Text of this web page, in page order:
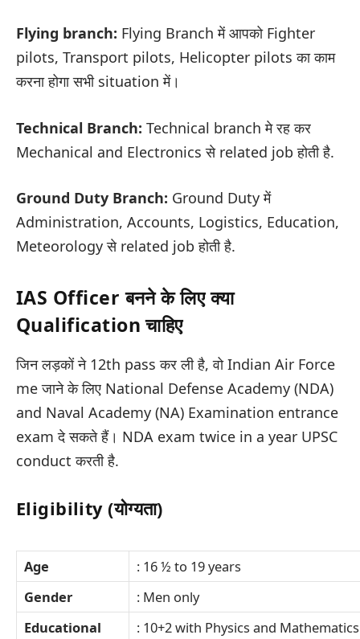
Flying branch: Flying Branch में आपको Fighter
pilots, Transport pilots, Helicopter pilots का काम
करना होगा सभी situation में।
Technical Branch: Technical branch मे रह कर
Mechanical and Electronics से related job होती है.
Ground Duty Branch: Ground Duty में
Administration, Accounts, Logistics, Education,
Meteorology से related job होती है.
IAS Officer बनने के लिए क्या
Qualificationचाहिए
जिन लड़कों ने 12th pass कर ली है, वो Indian Air Force
me जाने के लिए National Defense Academy (NDA)
and Naval Academy (NA) Examination entrance
exam दे सकते हैं। NDA exam twice in a year UPSC
conduct करती है.
Eligibility (योग्यता)
Age
: 16 ½ to 19 years
Gender
: Men only
Educational
: 10+2 with Physics and